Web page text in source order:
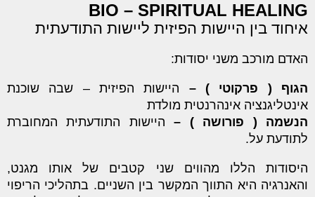
BIO – SPIRITUAL HEALING
איחוד בין היישות הפיזית ליישות התודעתית
האדם מורכב משני יסודות:
הגוף ( פרקוטי ) – היישות הפיזית – שבה שוכנת
אינטליגנציה אינהרנטית מולדת
הנשמה ( פורושה ) –היישות התודעתית המחוברת
לתודעת על.
היסודות הללו מהווים שני קטבים של אותו מגנט,
והאנרגיה היא התווך המקשר בין השניים. בתהליכי הריפוי